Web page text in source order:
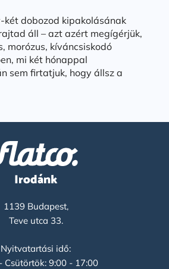
két dobozod kipakolásának
áll – azt azért megígérjük,
morózus, kíváncsiskodó
mi két hónappal
sem firtatjuk, hogy állsz a
Irodánk
1139 Budapest,
Teve utca 33.
Nyitvatartási idő:
Csütörtök: 9:00 - 17:00